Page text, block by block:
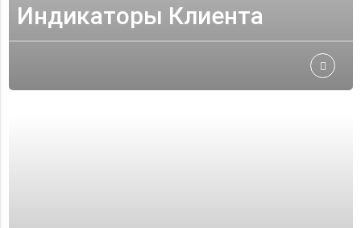
Индикаторы Клиента